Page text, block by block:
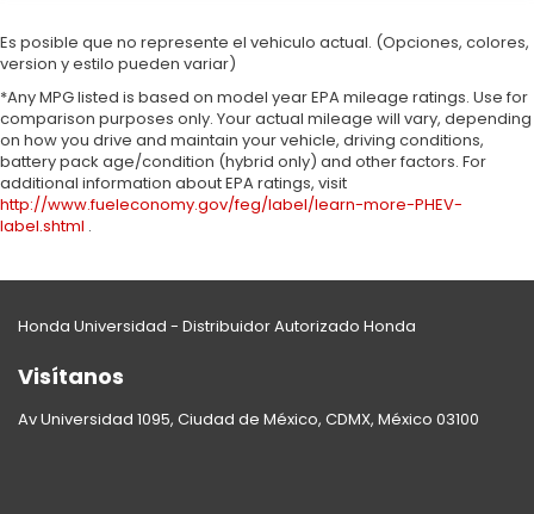
Es posible que no represente el vehiculo actual. (Opciones, colores,
version y estilo pueden variar)
*Any MPG listed is based on model year EPA mileage ratings. Use for
comparison purposes only. Your actual mileage will vary, depending
on how you drive and maintain your vehicle, driving conditions,
battery pack age/condition (hybrid only) and other factors. For
additional information about EPA ratings, visit
http://www.fueleconomy.gov/feg/label/learn-more-PHEV-
label.shtml .
Honda Universidad - Distribuidor Autorizado Honda
Visítanos
Av Universidad 1095, Ciudad de México, CDMX, México 03100